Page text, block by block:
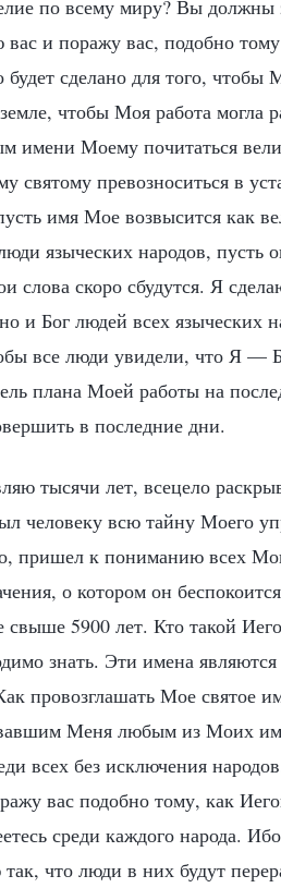
по всему миру? Вы должны
вас и поражу вас, подобно
сделано для того, чтобы
чтобы Моя работа могла
имени Моему почитаться
святому превозноситься в
имя Мое возвысится как
языческих народов,
скоро сбудутся. Я
и Бог людей всех языческих
все люди увидели, что Я —
плана Моей работы на
в последние дни.
тысячи лет, всецело
человеку всю тайну Моего
пришел к пониманию всех
о котором он
5900 лет. Кто такой
знать. Эти имена
провозглашать Мое святое
Меня любым из Моих
всех без исключения
вас подобно тому, как
среди каждого народа.
так, что люди в них будут